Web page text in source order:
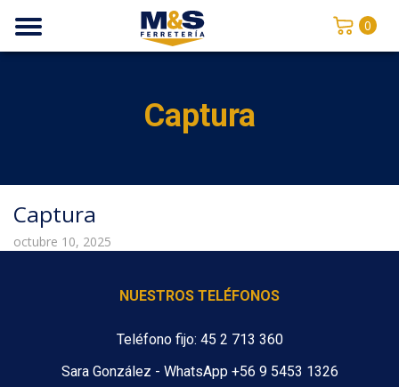
0
Captura
Captura
octubre 10, 2025
NUESTROS TELÉFONOS
Teléfono fijo: 45 2 713 360
Sara González - WhatsApp +56 9 5453 1326